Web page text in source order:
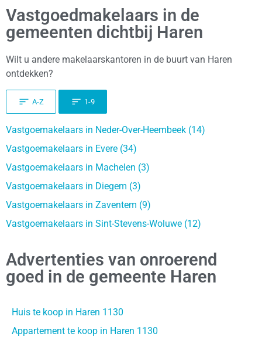
Vastgoedmakelaars in de
gemeenten dichtbij Haren
Wilt u andere makelaarskantoren in de buurt van Haren
ontdekken?
A-Z 1-9
Vastgoemakelaars in Neder-Over-Heembeek (14)
Vastgoemakelaars in Evere (34)
Vastgoemakelaars in Machelen (3)
Vastgoemakelaars in Diegem (3)
Vastgoemakelaars in Zaventem (9)
Vastgoemakelaars in Sint-Stevens-Woluwe (12)
Advertenties van onroerend
goed in de gemeente Haren
Huis te koop in Haren 1130
Appartement te koop in Haren 1130